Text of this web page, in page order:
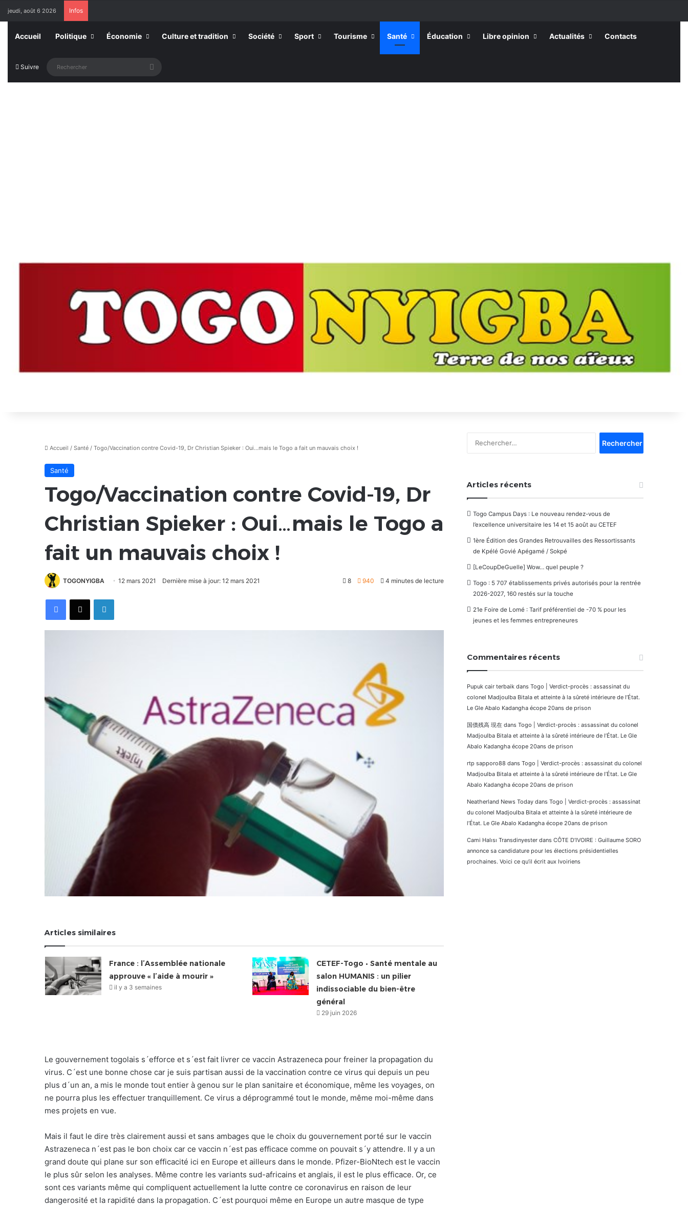
jeudi, août 6 2026 Infos
Accueil Politique Économie Culture et tradition Société Sport Tourisme Santé Éducation Libre opinion Actualités Contacts
Suivre Rechercher
Accueil / Santé / Togo/Vaccination contre Covid-19, Dr Christian Spieker : Oui…mais le Togo a fait un mauvais choix !
Santé
Togo/Vaccination contre Covid-19, Dr
Christian Spieker : Oui…mais le Togo a
fait un mauvais choix !
TOGONYIGBA 12 mars 2021 Dernière mise à jour: 12 mars 2021 8 940 4 minutes de lecture
FacebookX Linkedin
Articles similaires
France : l’Assemblée nationale
approuve « l’aide à mourir »
il y a 3 semaines
CETEF-Togo • Santé mentale au
salon HUMANIS : un pilier
indissociable du bien-être
général
29 juin 2026
Le gouvernement togolais s´efforce et s´est fait livrer ce vaccin Astrazeneca pour freiner la propagation du
virus. C´est une bonne chose car je suis partisan aussi de la vaccination contre ce virus qui depuis un peu
plus d´un an, a mis le monde tout entier à genou sur le plan sanitaire et économique, même les voyages, on
ne pourra plus les effectuer tranquillement. Ce virus a déprogrammé tout le monde, même moi-même dans
mes projets en vue.
Mais il faut le dire très clairement aussi et sans ambages que le choix du gouvernement porté sur le vaccin
Astrazeneca n´est pas le bon choix car ce vaccin n´est pas efficace comme on pouvait s´y attendre. Il y a un
grand doute qui plane sur son efficacité ici en Europe et ailleurs dans le monde. Pfizer-BioNtech est le vaccin
le plus sûr selon les analyses. Même contre les variants sud-africains et anglais, il est le plus efficace. Or, ce
sont ces variants même qui compliquent actuellement la lutte contre ce coronavirus en raison de leur
dangerosité et la rapidité dans la propagation. C´est pourquoi même en Europe un autre masque de type
Articles récents
Togo Campus Days : Le nouveau rendez-vous de
l’excellence universitaire les 14 et 15 août au CETEF
1ère Édition des Grandes Retrouvailles des Ressortissants
de Kpélé Govié Apégamé / Sokpé
[LeCoupDeGuelle] Wow… quel peuple ?
Togo : 5 707 établissements privés autorisés pour la rentrée
2026-2027, 160 restés sur la touche
21e Foire de Lomé : Tarif préférentiel de -70 % pour les
jeunes et les femmes entrepreneures
Commentaires récents
Pupuk cair terbaik dans Togo | Verdict-procès : assassinat du
colonel Madjoulba Bitala et atteinte à la sûreté intérieure de l’État.
Le Gle Abalo Kadangha écope 20ans de prison
国債残高 現在 dans Togo | Verdict-procès : assassinat du colonel
Madjoulba Bitala et atteinte à la sûreté intérieure de l’État. Le Gle
Abalo Kadangha écope 20ans de prison
rtp sapporo88 dans Togo | Verdict-procès : assassinat du colonel
Madjoulba Bitala et atteinte à la sûreté intérieure de l’État. Le Gle
Abalo Kadangha écope 20ans de prison
Neatherland News Today dans Togo | Verdict-procès : assassinat
du colonel Madjoulba Bitala et atteinte à la sûreté intérieure de
l’État. Le Gle Abalo Kadangha écope 20ans de prison
Cami Halısı Transdinyester dans CÔTE D’IVOIRE : Guillaume SORO
annonce sa candidature pour les élections présidentielles
prochaines. Voici ce qu’il écrit aux Ivoiriens